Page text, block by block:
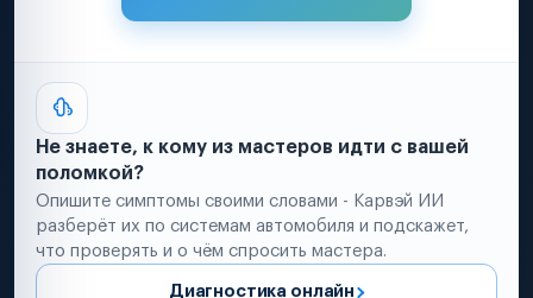
Не знаете, к кому из мастеров идти с вашей
поломкой?
Опишите симптомы своими словами - Карвэй ИИ
разберёт их по системам автомобиля и подскажет,
что проверять и о чём спросить мастера.
Диагностика онлайн